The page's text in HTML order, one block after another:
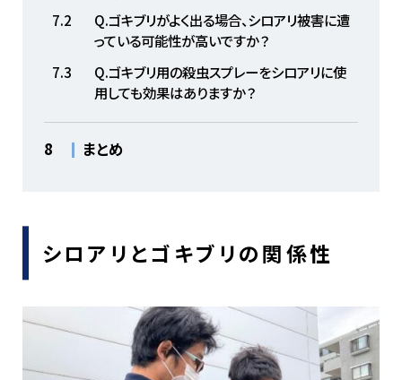
7.2
Q.ゴキブリがよく出る場合、シロアリ被害に遭
っている可能性が高いですか？
7.3
Q.ゴキブリ用の殺虫スプレーをシロアリに使
用しても効果はありますか？
8 まとめ
シロアリとゴキブリの関係性